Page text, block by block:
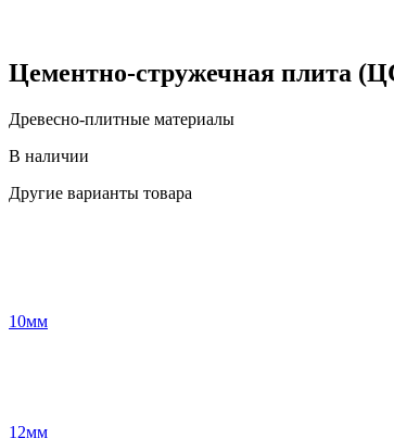
Цементно-стружечная плита
Древесно-плитные материалы
В наличии
Другие варианты товара
10мм
12мм